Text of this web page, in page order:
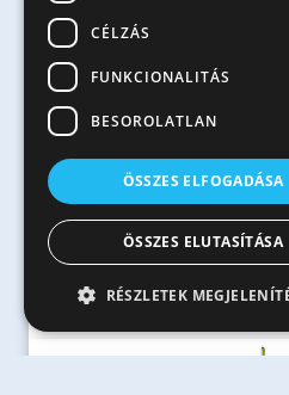
60 perc
Cukkinis, kolbászos
CÉLZÁS
FUNKCIONALITÁS
BESOROLATLAN
ÖSSZES ELFOGADÁSA
ÖSSZES ELUTASÍTÁSA
RÉSZLETEK